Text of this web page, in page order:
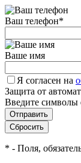
Ваш телефон*
Ваше имя
Я согласен на
Защита от
Введите символы
* - Поля,